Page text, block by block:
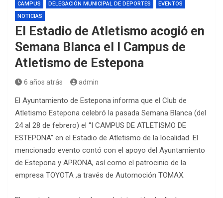
CAMPUS DELEGACIÓN MUNICIPAL DE DEPORTES
EVENTOS
NOTICIAS
El Estadio de Atletismo acogió en
Semana Blanca el I Campus de
Atletismo de Estepona
6 años atrás admin
El Ayuntamiento de Estepona informa que el Club de
Atletismo Estepona celebró la pasada Semana Blanca (del
24 al 28 de febrero) el “I CAMPUS DE ATLETISMO DE
ESTEPONA” en el Estadio de Atletismo de la localidad. El
mencionado evento contó con el apoyo del Ayuntamiento
de Estepona y APRONA, así como el patrocinio de la
empresa TOYOTA ,a través de Automoción TOMAX.